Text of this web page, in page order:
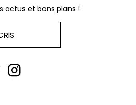
actus et bons plans !